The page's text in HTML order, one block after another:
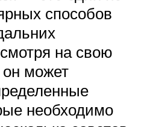
способов
на свою
может
необходимо